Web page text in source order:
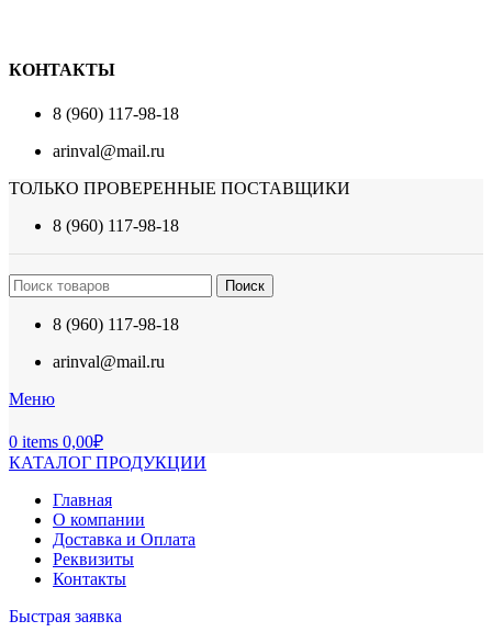
КОНТАКТЫ
8 (960) 117-98-18
arinval@mail.ru
ТОЛЬКО ПРОВЕРЕННЫЕ ПОСТАВЩИКИ
8 (960) 117-98-18
Поиск
8 (960) 117-98-18
arinval@mail.ru
Меню
0 items 0,00₽
КАТАЛОГ ПРОДУКЦИИ
Главная
О компании
Доставка и Оплата
Реквизиты
Контакты
Быстрая заявка